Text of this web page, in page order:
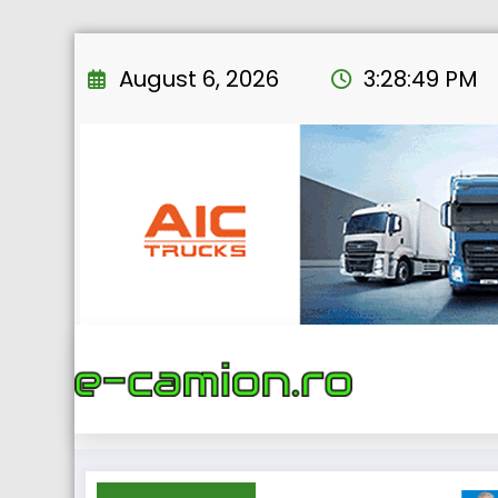
to
August 6, 2026 3:28:51 PM